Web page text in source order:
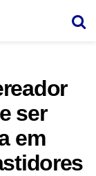
ser
em